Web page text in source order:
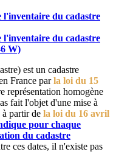
l'inventaire du cadastre
l'inventaire du cadastre
W)
est un cadastre
France parla loi du 15
représentation homogène
fait l'objet d'une mise à
à partir de la loi du 16 avril
pour chaque
du cadastre
ces dates, il n'existe pas